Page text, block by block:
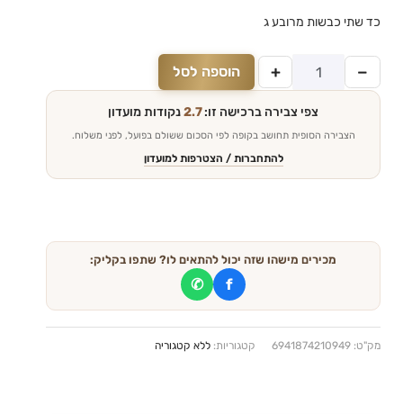
כד שתי כבשות מרובע ג
−
+ הוספה לסל
צפי צבירה ברכישה זו:2.7נקודות מועדון
הצבירה הסופית תחושב בקופה לפי הסכום ששולם בפועל, לפני משלוח.
להתחברות / הצטרפות למועדון
מכירים מישהו שזה יכול להתאים לו? שתפו בקליק:
f
✆
מק"ט: 6941874210949 קטגוריות: ללא קטגוריה